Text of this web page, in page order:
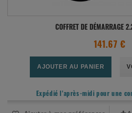
COFFRET DE DÉMARRAGE
141.67 €
AJOUTER AU PANIER
Expédié l'après-midi pour une